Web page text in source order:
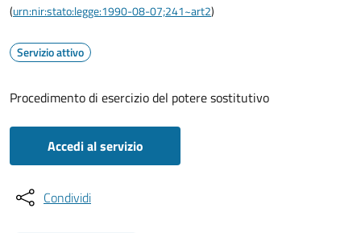
(urn:nir:stato:legge:1990-08-07;241~art2)
Servizio attivo
Procedimento di esercizio del potere sostitutivo
Accedi al servizio
Condividi